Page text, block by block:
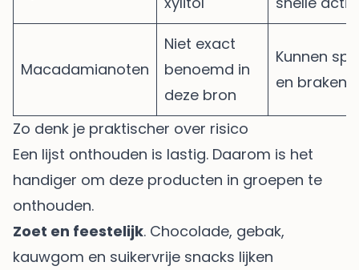
Macadamianoten
Niet exact
benoemd in
deze bron
Kunnen
en braken
Zo denk je praktischer over risico
Een lijst onthouden is lastig. Daarom is het
handiger om deze producten in groepen te
onthouden.
Zoet en feestelijk. Chocolade, gebak,
kauwgom en suikervrije snacks lijken